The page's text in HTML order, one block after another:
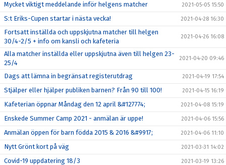
Mycket viktigt meddelande inför helgens matcher 2021-05-05 15:50
S:t Eriks-Cupen startar i nästa vecka! 2021-04-28 16:30
Fortsatt inställda och uppskjutna matcher till helgen
30/4-2/5 + info om kansli och kafeteria
2021-04-26 16:08
Alla matcher inställda eller uppskjutna även till helgen 23-
25/4
2021-04-20 09:46
Dags att lämna in begränsat registerutdrag 2021-04-19 17:54
Stjälper eller hjälper publiken barnen? Från 90 till 100! 2021-04-15 16:19
Kafeterian öppnar Måndag den 12 april &#127774; 2021-04-08 15:19
Enskede Summer Camp 2021 - anmälan är uppe! 2021-04-06 15:56
Anmälan öppen för barn födda 2015 & 2016 &#9917; 2021-04-06 11:10
Nytt Grönt kort på väg 2021-03-31 14:02
Covid-19 uppdatering 18/3 2021-03-19 13:26